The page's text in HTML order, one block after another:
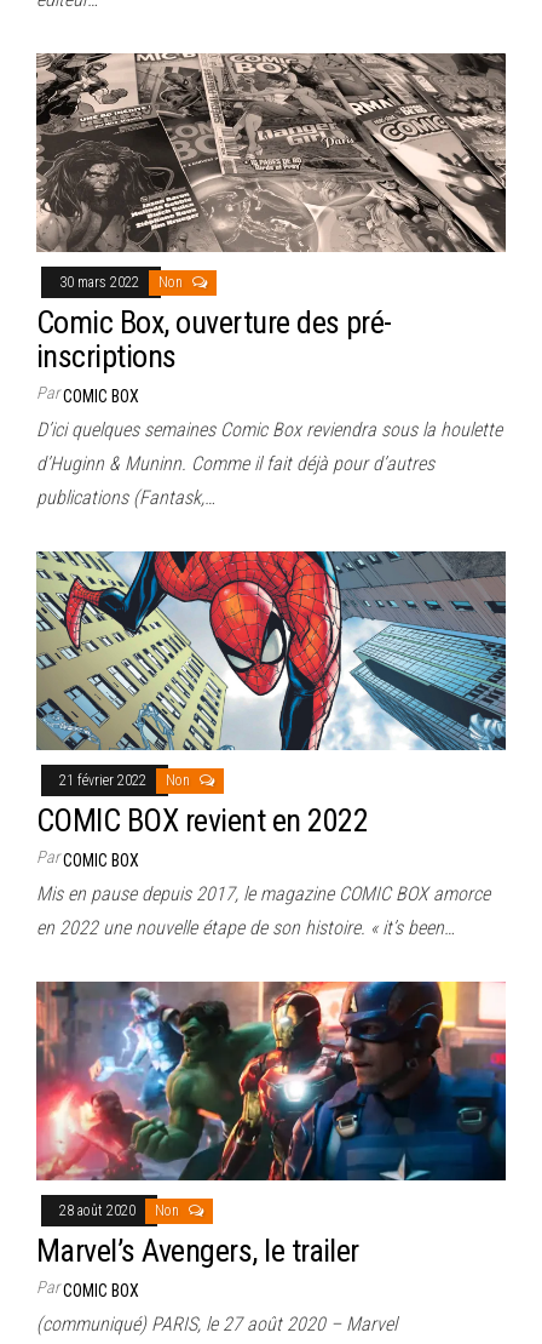
30 mars 2022 Non
Comic Box, ouverture des pré-
inscriptions
ParCOMIC BOX
D’ici quelques semaines Comic Box reviendra sous la houlette
d’Huginn & Muninn. Comme il fait déjà pour d’autres
publications (Fantask,…
21 février 2022 Non
COMIC BOX revient en 2022
ParCOMIC BOX
Mis en pause depuis 2017, le magazine COMIC BOX amorce
en 2022 une nouvelle étape de son histoire. « it’s been…
28 août 2020 Non
Marvel’s Avengers, le trailer
ParCOMIC BOX
(communiqué) PARIS, le 27 août 2020 – Marvel